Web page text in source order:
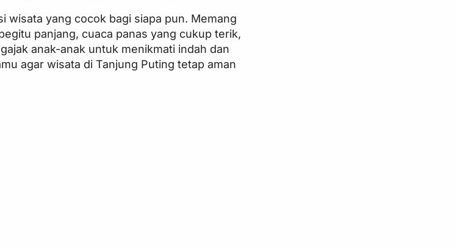
wisata yang cocok bagi siapa pun. Memang
panjang, cuaca panas yang cukup terik,
anak-anak untuk menikmati indah dan
agar wisata di Tanjung Puting tetap aman